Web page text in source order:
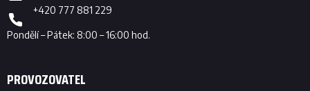
+420 777 881 229